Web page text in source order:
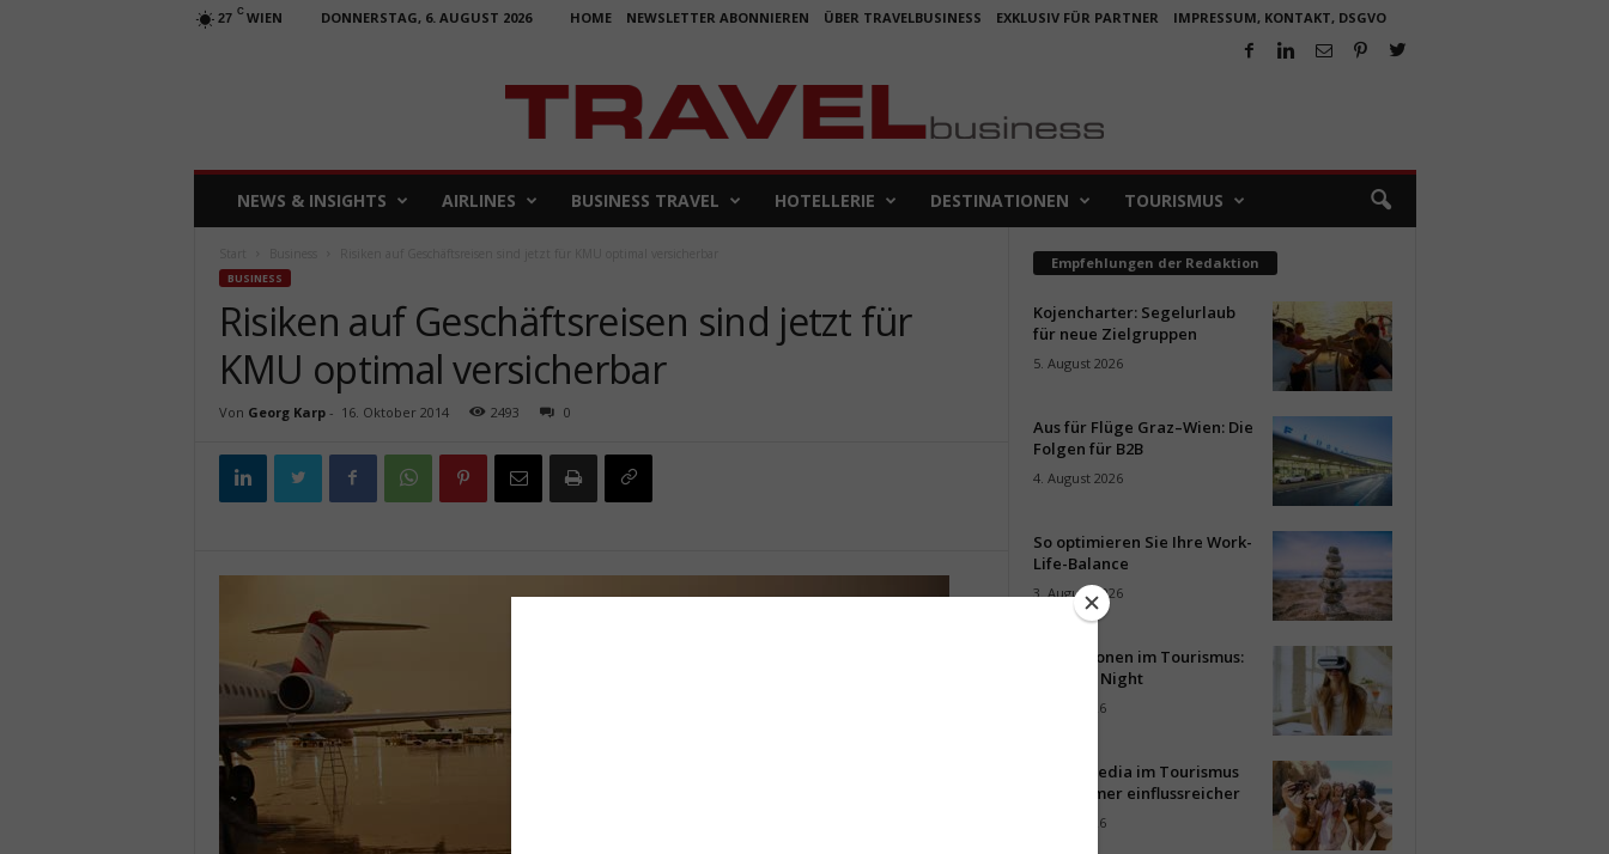
27 C WIEN DONNERSTAG, 6. AUGUST 2026 HOME NEWSLETTER ABONNIEREN ÜBER TRAVELBUSINESS EXKLUSIV FÜR PARTNER IMPRESSUM, KONTAKT, DSGVO
A
NEWS & INSIGHTS AIRLINES BUSINESS TRAVEL HOTELLERIE DESTINATIONEN TOURISMUS
BUSINESS
Risiken auf Geschäftsreisen sind jetzt für
KMU optimal versicherbar
Von Georg Karp- 16. Oktober 2014 2493 0
Empfehlungen der Redaktion
Kojencharter: Segelurlaub
für neue Zielgruppen
5. August 2026
Aus für Flüge Graz–Wien: Die
Folgen für B2B
4. August 2026
So optimieren Sie Ihre Work-
Life-Balance
3. August 2026
Innovationen im Tourismus:
Start-up Night
31. Juli 2026
Social Media im Tourismus
wird immer einflussreicher
30. Juli 2026